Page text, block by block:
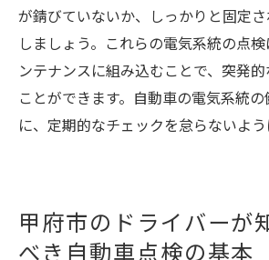
が錆びていないか、しっかりと固定
しましょう。これらの電気系統の点
ンテナンスに組み込むことで、突発
ことができます。自動車の電気系統
に、定期的なチェックを怠らないよう
甲府市のドライバーが
べき自動車点検の基本